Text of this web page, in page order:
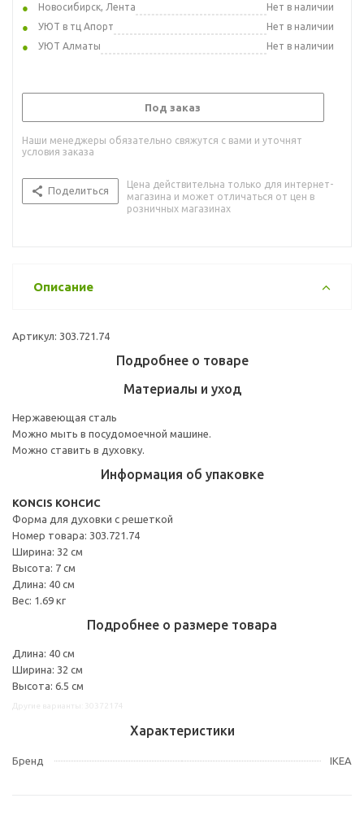
Новосибирск, Лента
Нет в наличии
УЮТ в тц Апорт
Нет в наличии
УЮТ Алматы
Нет в наличии
Под заказ
Наши менеджеры обязательно свяжутся с вами и уточнят
условия заказа
Поделиться
Цена действительна только для интернет-
магазина и может отличаться от цен в
розничных магазинах
Описание
Артикул: 303.721.74
Подробнее о товаре
Материалы и уход
Нержавеющая сталь
Можно мыть в посудомоечной машине.
Можно ставить в духовку.
Информация об упаковке
KONCIS КОНСИС
Форма для духовки с решеткой
Номер товара: 303.721.74
Ширина: 32 см
Высота: 7 см
Длина: 40 см
Вес: 1.69 кг
Подробнее о размере товара
Длина: 40 см
Ширина: 32 см
Высота: 6.5 см
Характеристики
Бренд IKEA